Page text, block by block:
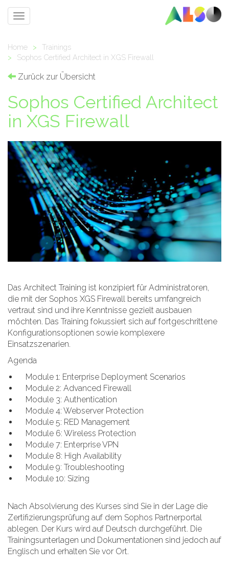
Toggle
Home >
Trainings
>
Sophos Certified Architect in XGS Firewall
Zurück zur Übersicht
Sophos Certified Architect
in XGS Firewall
Das Architect Training ist konzipiert für Administratoren,
die mit der Sophos XGS Firewall bereits umfangreich
vertraut sind und ihre Kenntnisse gezielt ausbauen
möchten. Das Training fokussiert sich auf fortgeschrittene
Konfigurationsoptionen sowie komplexere
Einsatzszenarien.
Agenda
Module 1: Enterprise Deployment Scenarios
Module 2: Advanced Firewall
Module 3: Authentication
Module 4: Webserver Protection
Module 5: RED Management
Module 6: Wireless Protection
Module 7: Enterprise VPN
Module 8: High Availability
Module 9: Troubleshooting
Module 10: Sizing
Nach Absolvierung des Kurses sind Sie in der Lage die
Zertifizierungsprüfung auf dem Sophos Partnerportal
ablegen. Der Kurs wird auf Deutsch durchgeführt. Die
Trainingsunterlagen und Dokumentationen sind jedoch auf
Englisch und erhalten Sie vor Ort.